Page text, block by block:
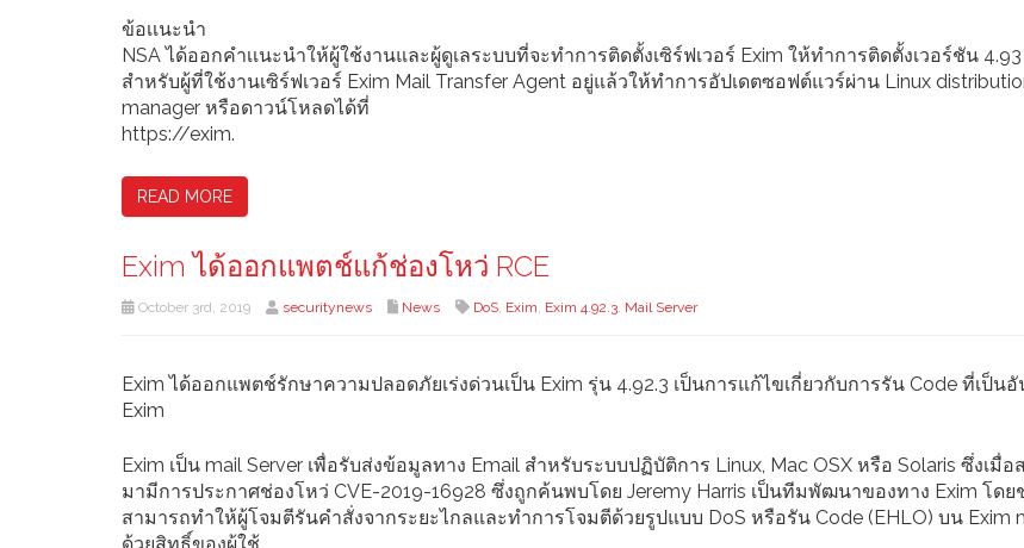
ข้อเเนะนำ
NSA ได้ออกคำเเนะนำให้ผู้ใช้งานและผู้ดูเลระบบที่จะทำการติดตั้งเซิร์ฟเวอร์ Exim ให้ทำการติดตั้งเวอร์ชัน
สำหรับผู้ที่ใช้งานเซิร์ฟเวอร์ Exim Mail Transfer Agent อยู่แล้วให้ทำการอัปเดตซอฟต์แวร์ผ่าน Linux
manager หรือดาวน์โหลดได้ที่
https://exim.
READ MORE
Exim ได้ออกแพตช์แก้ช่องโหว่ RCE
October 3rd, 2019 securitynews News DoS, Exim, Exim 4.92.3, Mail Server
Exim ได้ออกแพตช์รักษาความปลอดภัยเร่งด่วนเป็น Exim รุ่น 4.92.3 เป็นการแก้ไขเกี่ยวกับการรัน Code ที่เป็น
Exim
Exim เป็น mail Server เพื่อรับส่งข้อมูลทาง Email สำหรับระบบปฏิบัติการ Linux, Mac OSX หรือ Solaris ซึ่งเมื่
มามีการประกาศช่องโหว่ CVE-2019-16928 ซึ่งถูกค้นพบโดย Jeremy Harris เป็นทีมพัฒนาของทาง Exim โด
สามารถทำให้ผู้โจมตีรันคำสั่งจากระยะไกลและทำการโจมตีด้วยรูปแบบ DoS หรือรัน Code (EHLO) บน Exim